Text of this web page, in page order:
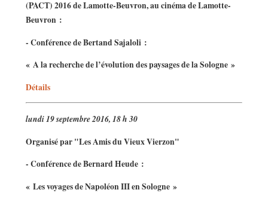
(PACT) 2016 de Lamotte-Beuvron, au cinéma de Lamotte-
Beuvron :
- Conférence de Bertand Sajaloli :
« A la recherche de l’évolution des paysages de la Sologne »
Détails
lundi 19 septembre 2016, 18 h 30
Organisé par "Les Amis du Vieux Vierzon"
- Conférence de Bernard Heude :
« Les voyages de Napoléon III en Sologne »